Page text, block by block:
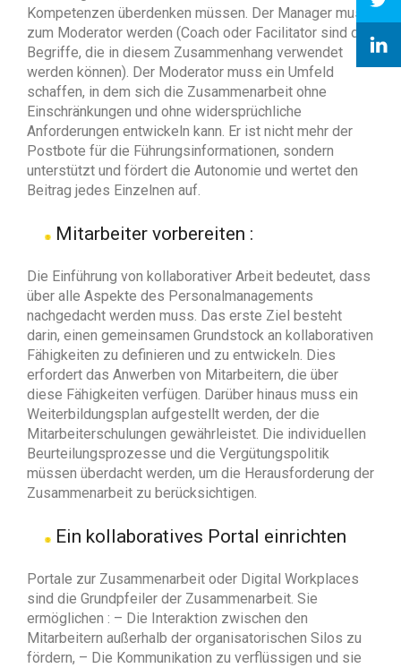
Kompetenzen überdenken müssen. Der Manager muss
zum Moderator werden (Coach oder Facilitator sind die
Begriffe, die in diesem Zusammenhang verwendet
werden können). Der Moderator muss ein Umfeld
schaffen, in dem sich die Zusammenarbeit ohne
Einschränkungen und ohne widersprüchliche
Anforderungen entwickeln kann. Er ist nicht mehr der
Postbote für die Führungsinformationen, sondern
unterstützt und fördert die Autonomie und wertet den
Beitrag jedes Einzelnen auf.
Mitarbeiter vorbereiten :
Die Einführung von kollaborativer Arbeit bedeutet, dass
über alle Aspekte des Personalmanagements
nachgedacht werden muss. Das erste Ziel besteht
darin, einen gemeinsamen Grundstock an kollaborativen
Fähigkeiten zu definieren und zu entwickeln. Dies
erfordert das Anwerben von Mitarbeitern, die über
diese Fähigkeiten verfügen. Darüber hinaus muss ein
Weiterbildungsplan aufgestellt werden, der die
Mitarbeiterschulungen gewährleistet. Die individuellen
Beurteilungsprozesse und die Vergütungspolitik
müssen überdacht werden, um die Herausforderung der
Zusammenarbeit zu berücksichtigen.
Ein kollaboratives Portal einrichten
Portale zur Zusammenarbeit oder Digital Workplaces
sind die Grundpfeiler der Zusammenarbeit. Sie
ermöglichen : – Die Interaktion zwischen den
Mitarbeitern außerhalb der organisatorischen Silos zu
fördern, – Die Kommunikation zu verflüssigen und sie